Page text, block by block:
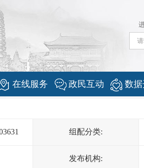
在线服务 政民互动 数
组配分类:
发布机构: